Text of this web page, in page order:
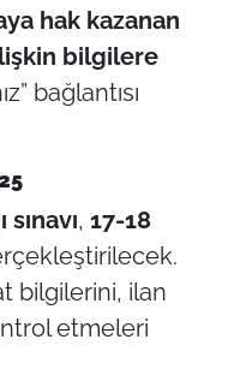
hak kazanan
bilgilere
bağlantısı
sınavı, 17-18
bilgilerini, ilan
etmeleri